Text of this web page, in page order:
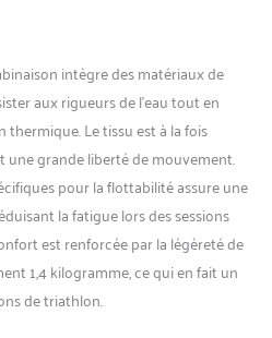
intègre des matériaux de
aux rigueurs de l’eau tout en
Le tissu est à la fois
grande liberté de mouvement.
pour la flottabilité assure une
la fatigue lors des sessions
est renforcée par la légèreté de
1,4 kilogramme, ce qui en fait un
de triathlon.